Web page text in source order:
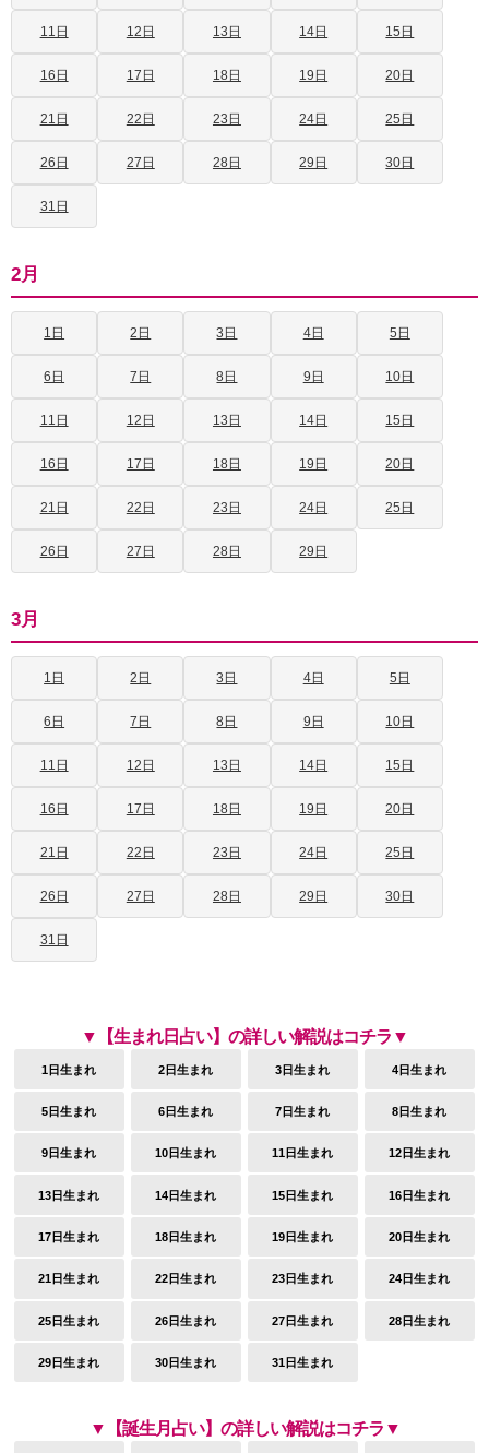
11日 12日 13日 14日 15日
16日 17日 18日 19日 20日
21日 22日 23日 24日 25日
26日 27日 28日 29日 30日
31日
2月
1日 2日 3日 4日 5日
6日 7日 8日 9日 10日
11日 12日 13日 14日 15日
16日 17日 18日 19日 20日
21日 22日 23日 24日 25日
26日 27日 28日 29日
3月
1日 2日 3日 4日 5日
6日 7日 8日 9日 10日
11日 12日 13日 14日 15日
16日 17日 18日 19日 20日
21日 22日 23日 24日 25日
26日 27日 28日 29日 30日
31日
▼【生まれ日占い】の詳しい解説はコチラ▼
1日生まれ 2日生まれ 3日生まれ 4日生まれ
5日生まれ 6日生まれ 7日生まれ 8日生まれ
9日生まれ 10日生まれ 11日生まれ 12日生まれ
13日生まれ 14日生まれ 15日生まれ 16日生まれ
17日生まれ 18日生まれ 19日生まれ 20日生まれ
21日生まれ 22日生まれ 23日生まれ 24日生まれ
25日生まれ 26日生まれ 27日生まれ 28日生まれ
29日生まれ 30日生まれ 31日生まれ
▼【誕生月占い】の詳しい解説はコチラ▼